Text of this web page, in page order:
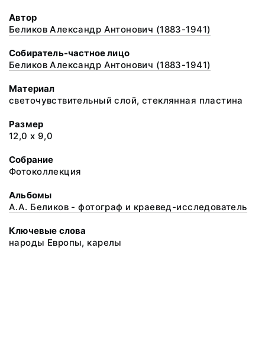
Автор
Беликов Александр Антонович (1883-1941)
Собиратель-частное лицо
Беликов Александр Антонович (1883-1941)
Материал
светочувствительный слой, стеклянная пластина
Размер
12,0 х 9,0
Собрание
Фотоколлекция
Альбомы
А.А. Беликов - фотограф и краевед-исследователь
Ключевые слова
народы Европы, карелы